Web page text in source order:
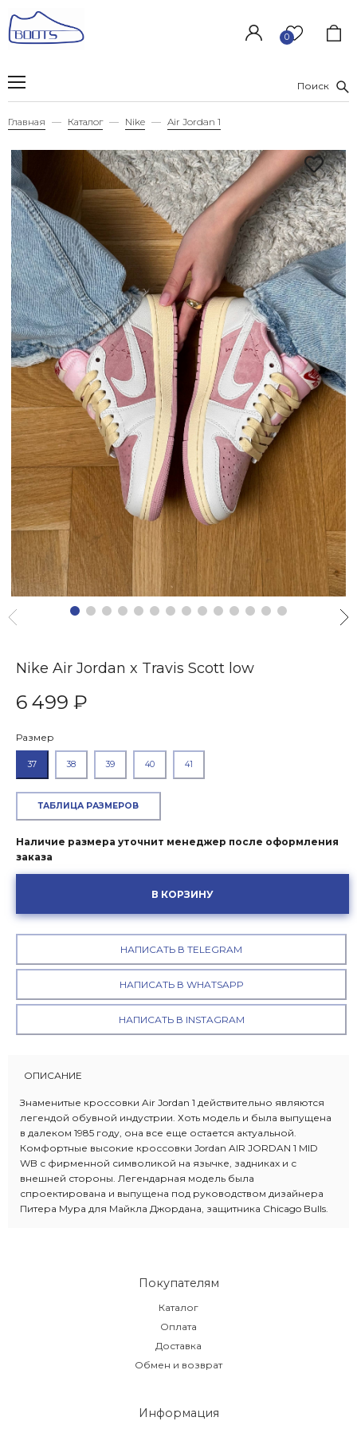
0
Поиск
Главная Каталог Nike Air Jordan 1
Nike Air Jordan x Travis Scott low
6 499 ₽
Размер
37 38 39 40 41
ТАБЛИЦА РАЗМЕРОВ
Наличие размера уточнит менеджер после оформления
заказа
В КОРЗИНУ
НАПИСАТЬ В TELEGRAM
НАПИСАТЬ В WHATSAPP
НАПИСАТЬ В INSTAGRAM
ОПИСАНИЕ
Знаменитые кроссовки Air Jordan 1 действительно являются
легендой обувной индустрии. Хоть модель и была выпущена
в далеком 1985 году, она все еще остается актуальной.
Комфортные высокие кроссовки Jordan AIR JORDAN 1 MID
WB с фирменной символикой на язычке, задниках и с
внешней стороны. Легендарная модель была
спроектирована и выпущена под руководством дизайнера
Питера Мура для Майкла Джордана, защитника Chicago Bulls.
Покупателям
Каталог
Оплата
Доставка
Обмен и возврат
Информация